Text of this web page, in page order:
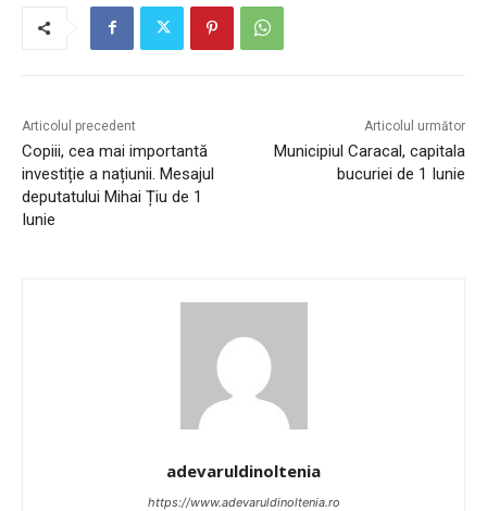
Articolul precedent
Copiii, cea mai importantă
investiție a națiunii. Mesajul
deputatului Mihai Țiu de 1
Iunie
Articolul următor
Municipiul Caracal, capitala
bucuriei de 1 Iunie
adevaruldinoltenia
https://www.adevaruldinoltenia.ro